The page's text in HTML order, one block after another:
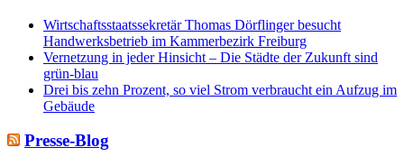
Wirtschaftsstaatssekretär Thomas Dörflinger besucht
Handwerksbetrieb im Kammerbezirk Freiburg
Vernetzung in jeder Hinsicht – Die Städte der Zukunft sind
grün-blau
Drei bis zehn Prozent, so viel Strom verbraucht ein Aufzug im
Gebäude
Presse-Blog